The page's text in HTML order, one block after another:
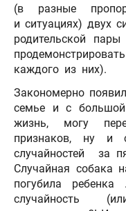
(в разные
и ситуациях) двух
родительской
каждого из них).
Закономерно
семье и с большой
жизнь, могу
признаков, ну и
случайностей за
Случайная собака
погубила
случайность